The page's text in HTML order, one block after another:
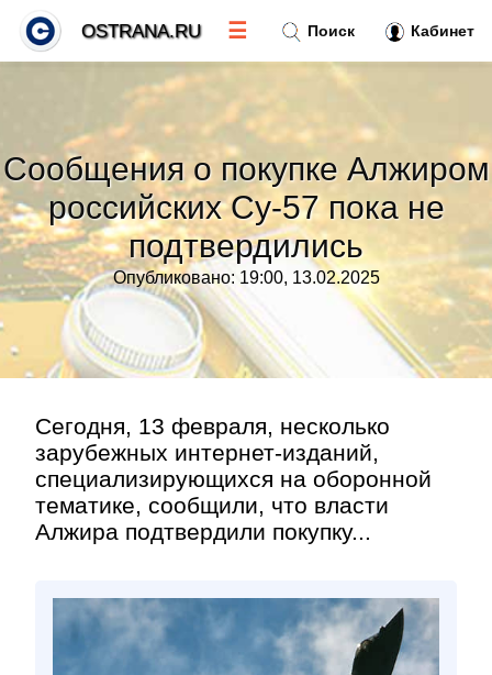
Сообщения о покупке Алжиром
российских Су-57 пока не
подтвердились
Опубликовано: 19:00, 13.02.2025
Сегодня, 13 февраля, несколько
зарубежных интернет-изданий,
специализирующихся на оборонной
тематике, сообщили, что власти
Алжира подтвердили покупку...
Поиск Кабинет
OSTRANA.RU ☰
Тренды новостей
Рубрики»
Правила
Контакт»